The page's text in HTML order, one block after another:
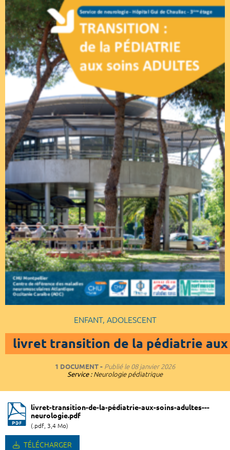
ENFANT, ADOLESCENT
livret transition de la pédiatrie
1 DOCUMENT Publié le08 janvier 2026
Service : Neurologie pédiatrique
livret-transition-de-la-pédiatrie-aux-soins-adultes---
neurologie.pdf
(.pdf, 3,4 Mo)
TÉLÉCHARGER